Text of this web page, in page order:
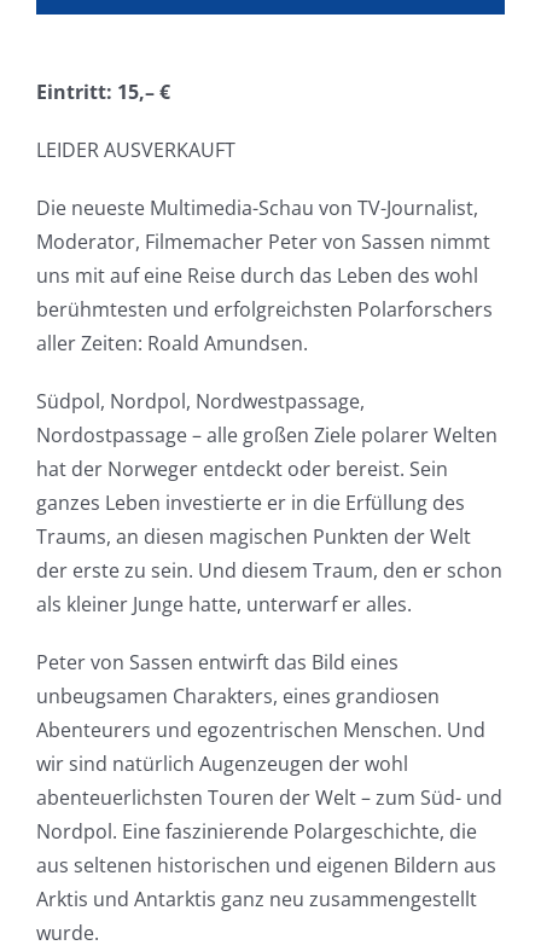
Eintritt: 15,– €
LEIDER AUSVERKAUFT
Die neueste Multimedia-Schau von TV-Journalist,
Moderator, Filmemacher Peter von Sassen nimmt
uns mit auf eine Reise durch das Leben des wohl
berühmtesten und erfolgreichsten Polarforschers
aller Zeiten: Roald Amundsen.
Südpol, Nordpol, Nordwestpassage,
Nordostpassage – alle großen Ziele polarer Welten
hat der Norweger entdeckt oder bereist. Sein
ganzes Leben investierte er in die Erfüllung des
Traums, an diesen magischen Punkten der Welt
der erste zu sein. Und diesem Traum, den er schon
als kleiner Junge hatte, unterwarf er alles.
Peter von Sassen entwirft das Bild eines
unbeugsamen Charakters, eines grandiosen
Abenteurers und egozentrischen Menschen. Und
wir sind natürlich Augenzeugen der wohl
abenteuerlichsten Touren der Welt – zum Süd- und
Nordpol. Eine faszinierende Polargeschichte, die
aus seltenen historischen und eigenen Bildern aus
Arktis und Antarktis ganz neu zusammengestellt
wurde.